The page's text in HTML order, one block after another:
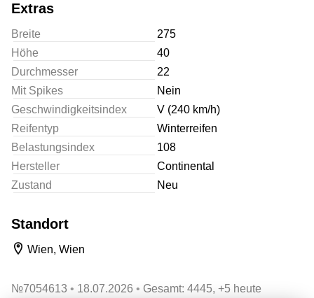
Extras
Breite
275
Höhe
40
Durchmesser
22
Mit Spikes
Nein
Geschwindigkeitsindex
V (240 km/h)
Reifentyp
Winterreifen
Belastungsindex
108
Hersteller
Continental
Zustand
Neu
Standort
Wien, Wien
№7054613 18.07.2026 Gesamt: 4445, +5 heute